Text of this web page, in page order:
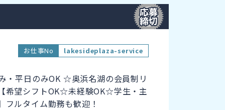
お仕事No lakesideplaza-service
・平日のみOK ☆奥浜名湖の会員制リ
希望シフトOK☆未経験OK☆学生・主
ルタイム勤務も歓迎！